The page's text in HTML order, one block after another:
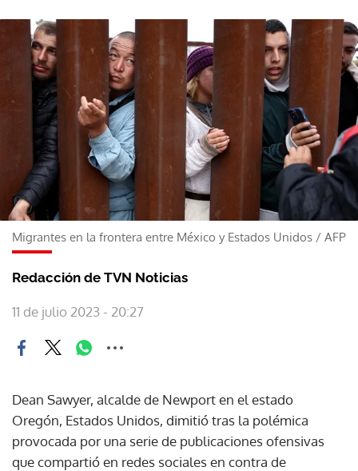
Migrantes en la frontera entre México y Estados Unidos / AFP
Redacción de TVN Noticias
11 de julio 2023 - 20:27
Dean Sawyer, alcalde de Newport en el estado
Oregón, Estados Unidos, dimitió tras la polémica
provocada por una serie de publicaciones ofensivas
que compartió en redes sociales en contra de